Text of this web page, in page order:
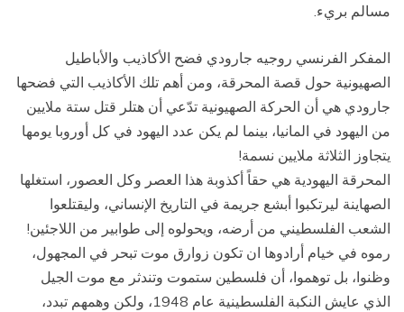
مسالم بريء.
المفكر الفرنسي روجيه جارودي فضح الأكاذيب والأباطيل
الصهيونية حول قصة المحرقة، ومن أهم تلك الأكاذيب التي فضحها
جارودي هي أن الحركة الصهيونية تدّعي أن هتلر قتل ستة ملايين
من اليهود في المانيا، بينما لم يكن عدد اليهود في كل أوروبا يومها
يتجاوز الثلاثة ملايين نسمة!
المحرقة اليهودية هي حقاً أكذوبة هذا العصر وكل العصور، استغلها
الصهاينة ليرتكبوا أبشع جريمة في التاريخ الإنساني، وليقتلعوا
الشعب الفلسطيني من أرضه، ويحولوه إلى طوابير من اللاجئين!
رموه في خيام أرادوها ان تكون زوارق موت تبحر في المجهول،
وظنوا، بل توهموا، أن فلسطين ستموت وتندثر مع موت الجيل
الذي عايش النكبة الفلسطينية عام 1948، ولكن وهمهم تبدد،